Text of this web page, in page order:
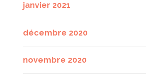
janvier 2021
décembre 2020
novembre 2020